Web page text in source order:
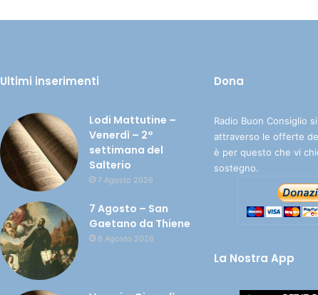
Ultimi inserimenti
Lodi Mattutine –
Venerdì – 2°
settimana del
Salterio
7 Agosto 2026
7 Agosto – San
Gaetano da Thiene
6 Agosto 2026
Dona
Radio Buon Consiglio
attraverso le offerte
è per questo che vi
sostegno.
La Nostra App